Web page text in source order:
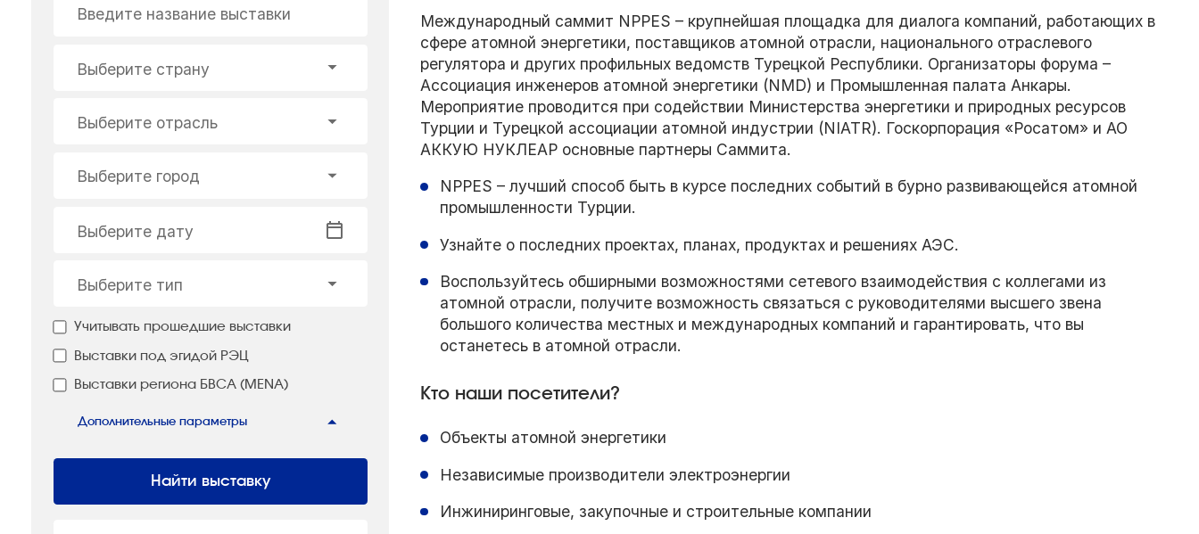
Введите название выставки
Выберите страну
Выберите отрасль
Выберите город
Выберите дату
Выберите тип
Учитывать прошедшие выставки
Выставки под эгидой РЭЦ
Выставки региона БВСА (MENA)
Дополнительные параметры
Найти выставку
Международный саммит NPPES – крупнейшая площадка для диалога компаний, работающих в
сфере атомной энергетики, поставщиков атомной отрасли, национального отраслевого
регулятора и других профильных ведомств Турецкой Республики. Организаторы форума –
Ассоциация инженеров атомной энергетики (NMD) и Промышленная палата Анкары.
Мероприятие проводится при содействии Министерства энергетики и природных ресурсов
Турции и Турецкой ассоциации атомной индустрии (NIATR). Госкорпорация «Росатом» и АО
АККУЮ НУКЛЕАР основные партнеры Саммита.
NPPES – лучший способ быть в курсе последних событий в бурно развивающейся атомной
промышленности Турции.
Узнайте о последних проектах, планах, продуктах и решениях АЭС.
Воспользуйтесь обширными возможностями сетевого взаимодействия с коллегами из
атомной отрасли, получите возможность связаться с руководителями высшего звена
большого количества местных и международных компаний и гарантировать, что вы
останетесь в атомной отрасли.
Кто наши посетители?
Объекты атомной энергетики
Независимые производители электроэнергии
Инжиниринговые, закупочные и строительные компании